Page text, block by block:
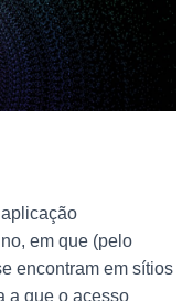
em que (pelo
encontram em sítios
a que o acesso